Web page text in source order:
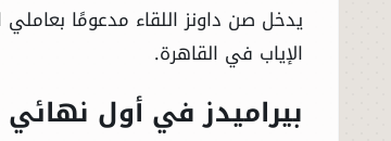
يدخل صن داونز اللقاء مدعومًا
الإياب في القاهرة.
بيراميدز في أول